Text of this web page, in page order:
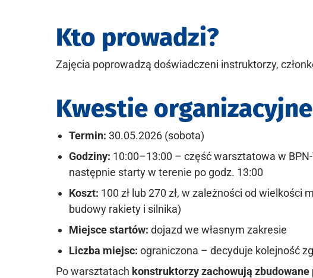
Kto prowadzi?
Zajęcia poprowadzą doświadczeni instruktorzy,
Kwestie
Termin: 30.05.2026 (sobota)
Godziny: 10:00–13:00 – część warsztatowa w BPN-
następnie starty w terenie po godz. 13:00
Koszt: 100 zł lub 270 zł, w zależności od
budowy rakiety i silnika)
Miejsce startów: dojazd we własnym zakresie
Liczba miejsc: ograniczona – decyduje kolejność
Po warsztatach konstruktorzy zachowują